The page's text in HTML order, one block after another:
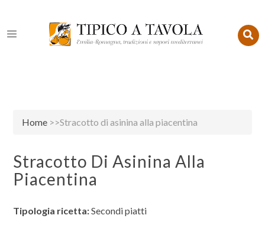
Home >>Stracotto di asinina alla piacentina
Stracotto Di Asinina Alla
Piacentina
Tipologia ricetta:Secondi piatti